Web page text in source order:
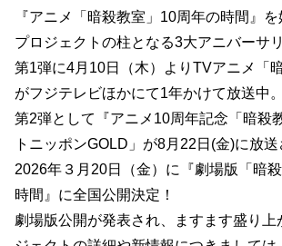
『アニメ「暗殺教室」10周年の時間』を
プロジェクトの柱となる3大アニバーサ
第1弾に4月10日（木）よりTVアニメ「
がフジテレビほかにて1年かけて放送中。
第2弾として『アニメ10周年記念「暗殺
トニッポンGOLD」が8月22日(金)に放
2026年３月20日（金）に『劇場版「暗
時間』に全国公開決定！
劇場版公開が発表され、ますます盛り上